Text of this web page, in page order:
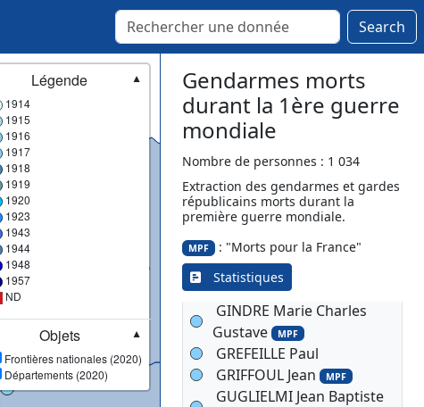
Search
Légende
▼
1914
1915
1916
1917
1918
1919
1920
1923
1943
1944
1948
1957
ND
Objets
▼
Frontières nationales (2020)
Départements (2020)
Gendarmes morts
durant la 1ère guerre
mondiale
Nombre de personnes : 1 034
Extraction des gendarmes et gardes
républicains morts durant la
première guerre mondiale.
MPF : "Morts pour la France"
Statistiques
GANDRE Toussaint Pierre
MPF
GANDRE Toussaint Pierre
MPF
GARRAUD Alexandre
Michel
GARREC Louis
GAUTHIER Jean MPF
GAUVENET Auguste
Georges MPF
GEFFROY Louis Julien
Marie MPF
GEORGET René Constant
Joseph MPF
GINDRE Marie Charles
Gustave MPF
GREFEILLE Paul
GRIFFOUL Jean MPF
GUGLIELMI Jean Baptiste